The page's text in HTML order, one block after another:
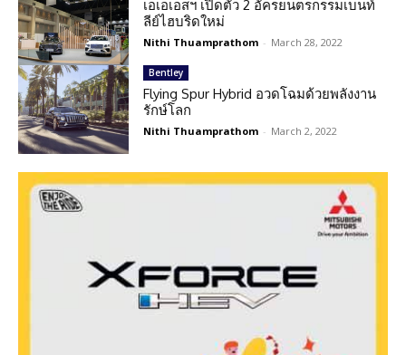
เอเอเอสฯ เปิดตัว 2 อัครยนตรกรรมเบนท์
ลีย์ไฮบริดใหม่
Nithi Thuamprathom - March 28, 2022
Bentley
Flying Spur Hybrid อวดโฉมด้วยพลังงาน
รักษ์โลก
Nithi Thuamprathom - March 2, 2022